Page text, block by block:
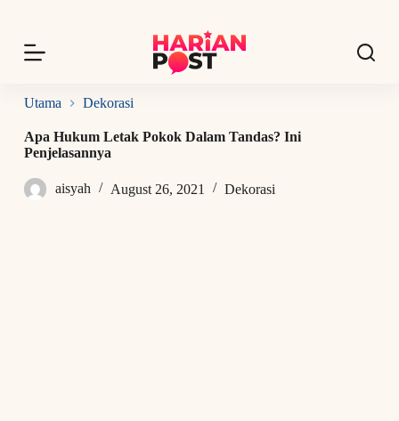
p
o
n
n
Utama Dekorasi
Apa Hukum Letak Pokok Dalam Tandas? Ini
Penjelasannya
aisyah August 26, 2021 Dekorasi